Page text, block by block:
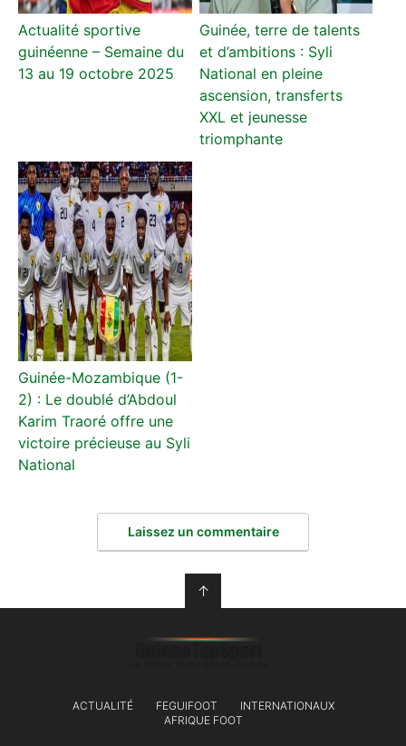
Actualité sportive
guinéenne – Semaine du
13 au 19 octobre 2025
Guinée, terre de talents
et d’ambitions : Syli
National en pleine
ascension, transferts
XXL et jeunesse
triomphante
Guinée-Mozambique (1-
2) : Le doublé d’Abdoul
Karim Traoré offre une
victoire précieuse au Syli
National
Laissez un commentaire
↑
ACTUALITÉ FEGUIFOOT
INTERNATIONAUX
AFRIQUE FOOT